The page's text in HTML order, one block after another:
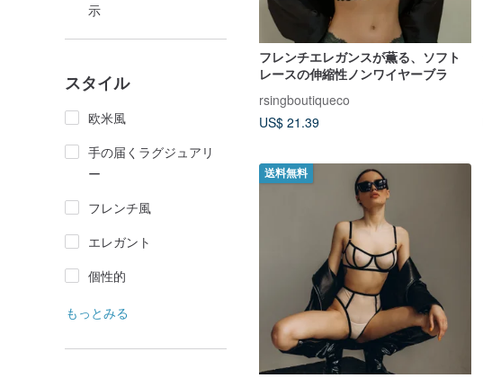
示
スタイル
欧米風
手の届くラグジュアリ
ー
フレンチ風
エレガント
個性的
もっとみる
フレンチエレガンスが薫る、ソフト
レースの伸縮性ノンワイヤーブラ
rsingboutiqueco
US$ 21.39
送料無料